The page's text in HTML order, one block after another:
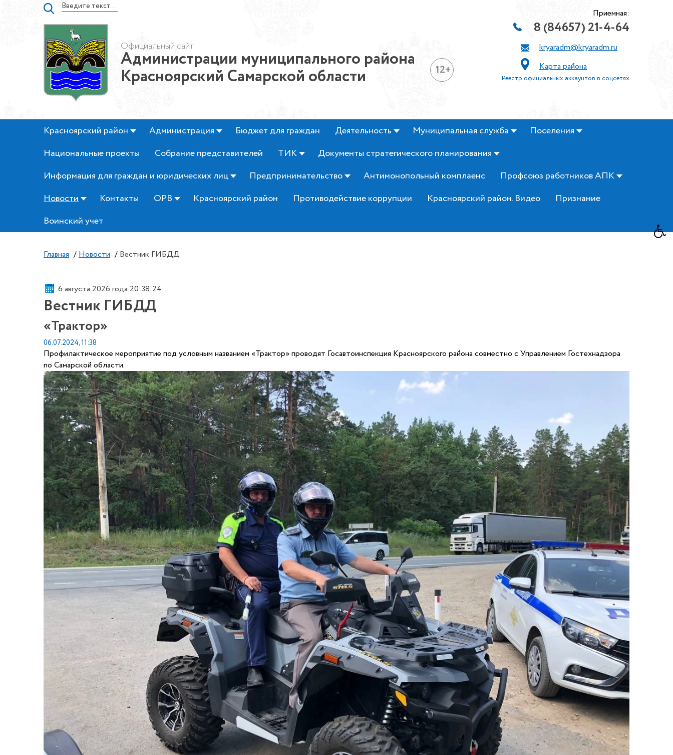
Официальный сайт
Администрации муниципального района
Красноярский Самарской области 12+
Приемная:
8 (84657) 21-4-64
kryaradm@kryaradm.ru
Карта района
Реестр официальных аккаунтов в соцсетях
Красноярский район Администрация Бюджет для граждан Деятельность Муниципальная служба
Поселения
Национальные проекты
Собрание представителей ТИК
Документы стратегического планирования
Информация для граждан и юридических лиц
Предпринимательство Антимонопольный комплаенс
Профсоюз работников АПК
Новости
Контакты ОРВ Красноярский район Противодействие коррупции Красноярский район. Видео
Признание
Воинский учет
Главная / Новости / Вестник ГИБДД
6 августа 2026 года 20:38:26
Вестник ГИБДД
«Трактор»
06.07.2024, 11:38
Профилактическое мероприятие под условным названием «Трактор» проводят Госавтоинспекция Красноярского района совместно с Управлением Гостехнадзора
по Самарской области.